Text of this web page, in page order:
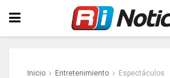
Inicio Entretenimiento Espectáculos